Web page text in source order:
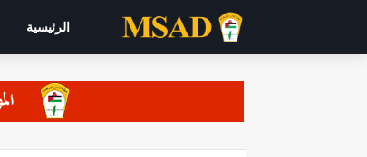
الرئيسية